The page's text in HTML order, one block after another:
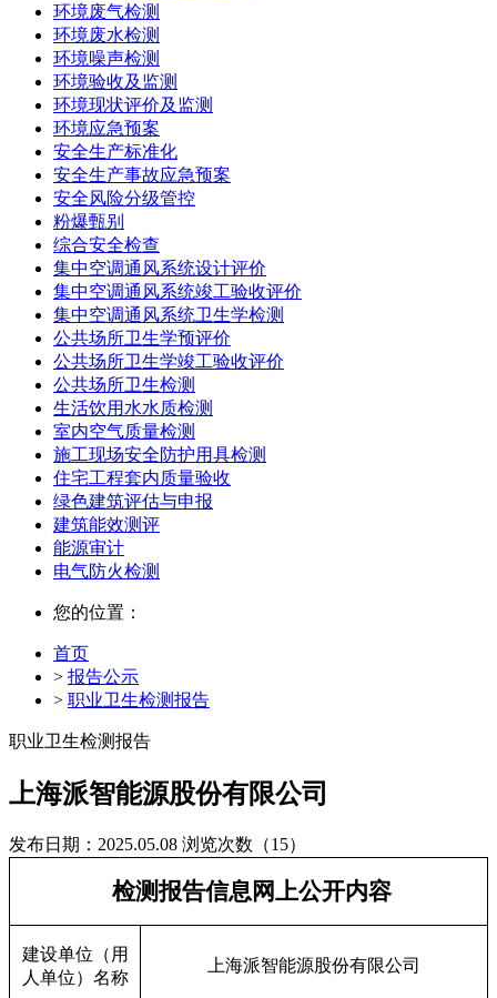
环境废气检测
环境废水检测
环境噪声检测
环境验收及监测
环境现状评价及监测
环境应急预案
安全生产标准化
安全生产事故应急预案
安全风险分级管控
粉爆甄别
综合安全检查
集中空调通风系统设计评价
集中空调通风系统竣工验收评价
集中空调通风系统卫生学检测
公共场所卫生学预评价
公共场所卫生学竣工验收评价
公共场所卫生检测
生活饮用水水质检测
室内空气质量检测
施工现场安全防护用具检测
住宅工程套内质量验收
绿色建筑评估与申报
建筑能效测评
能源审计
电气防火检测
您的位置：
首页
> 报告公示
> 职业卫生检测报告
职业卫生检测报告
上海派智能源股份有限公司
发布日期：2025.05.08 浏览次数（15）
检测报告信息网上公开内容
建设单位（用
人单位）名称
上海派智能源股份有限公司